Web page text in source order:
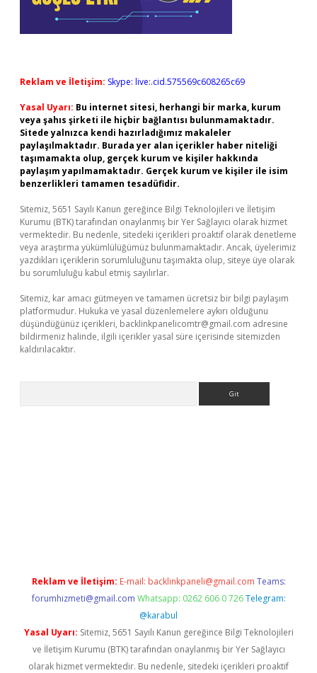
Reklam ve İletişim: Skype: live:.cid.575569c608265c69
Yasal Uyarı: Bu internet sitesi, herhangi bir marka, kurum
veya şahıs şirketi ile hiçbir bağlantısı bulunmamaktadır.
Sitede yalnızca kendi hazırladığımız makaleler
paylaşılmaktadır. Burada yer alan içerikler haber niteliği
taşımamakta olup, gerçek kurum ve kişiler hakkında
paylaşım yapılmamaktadır. Gerçek kurum ve kişiler ile isim
benzerlikleri tamamen tesadüfidir.
Sitemiz, 5651 Sayılı Kanun gereğince Bilgi Teknolojileri ve İletişim
Kurumu (BTK) tarafından onaylanmış bir Yer Sağlayıcı olarak hizmet
vermektedir. Bu nedenle, sitedeki içerikleri proaktif olarak denetleme
veya araştırma yükümlülüğümüz bulunmamaktadır. Ancak, üyelerimiz
yazdıkları içeriklerin sorumluluğunu taşımakta olup, siteye üye olarak
bu sorumluluğu kabul etmiş sayılırlar.
Sitemiz, kar amacı gütmeyen ve tamamen ücretsiz bir bilgi paylaşım
platformudur. Hukuka ve yasal düzenlemelere aykırı olduğunu
düşündüğünüz içerikleri, backlinkpanelicomtr@gmail.com adresine
bildirmeniz halinde, ilgili içerikler yasal süre içerisinde sitemizden
kaldırılacaktır.
Reklam ve İletişim: E-mail: backlinkpaneli@gmail.com Teams:
forumhizmeti@gmail.com Whatsapp: 0262 606 0 726 Telegram:
@karabul
Yasal Uyarı: Sitemiz, 5651 Sayılı Kanun gereğince Bilgi Teknolojileri
ve İletişim Kurumu (BTK) tarafından onaylanmış bir Yer Sağlayıcı
olarak hizmet vermektedir. Bu nedenle, sitedeki içerikleri proaktif